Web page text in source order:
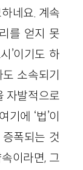
네요. 계속
를 얻지 못
’이기도 하
도 소속되기
자발적으로
에 ‘법’이
폭되는 것
이라면, 그